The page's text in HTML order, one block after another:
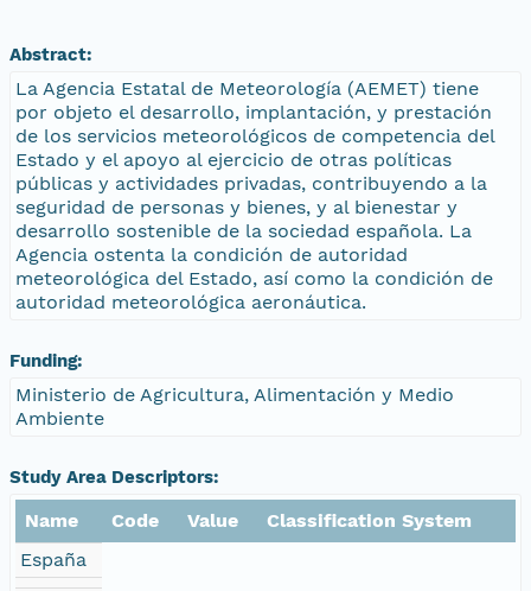
Abstract:
La Agencia Estatal de Meteorología (AEMET) tiene
por objeto el desarrollo, implantación, y prestación
de los servicios meteorológicos de competencia del
Estado y el apoyo al ejercicio de otras políticas
públicas y actividades privadas, contribuyendo a la
seguridad de personas y bienes, y al bienestar y
desarrollo sostenible de la sociedad española. La
Agencia ostenta la condición de autoridad
meteorológica del Estado, así como la condición de
autoridad meteorológica aeronáutica.
Funding:
Ministerio de Agricultura, Alimentación y Medio
Ambiente
Study Area Descriptors:
Name Code Value
Classification System
España